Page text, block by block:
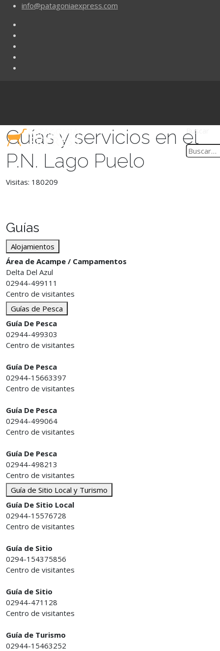
info@patagoniaexpress.com
Buscar
Guías y servicios en el
P.N. Lago Puelo
Visitas: 180209
Guías
Alojamientos
Área de Acampe / Campamentos
Delta Del Azul
02944-499111
Centro de visitantes
Guías de Pesca
Guía De Pesca
02944-499303
Centro de visitantes
Guía De Pesca
02944-15663397
Centro de visitantes
Guía De Pesca
02944-499064
Centro de visitantes
Guía De Pesca
02944-498213
Centro de visitantes
Guía de Sitio Local y Turismo
Guía De Sitio Local
02944-15576728
Centro de visitantes
Guía de Sitio
0294-154375856
Centro de visitantes
Guía de Sitio
02944-471128
Centro de visitantes
Guía de Turismo
02944-15463252